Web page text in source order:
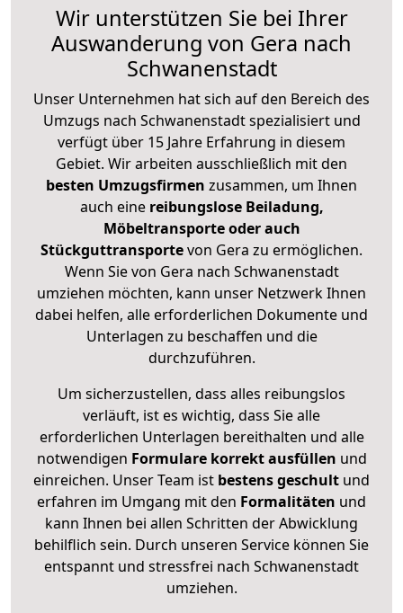
Wir unterstützen Sie bei Ihrer
Auswanderung von Gera nach
Schwanenstadt
Unser Unternehmen hat sich auf den Bereich des
Umzugs nach Schwanenstadt spezialisiert und
verfügt über 15 Jahre Erfahrung in diesem
Gebiet. Wir arbeiten ausschließlich mit den
besten Umzugsfirmen zusammen, um Ihnen
auch eine reibungslose Beiladung,
Möbeltransporte oder auch
Stückguttransportevon Gera zu ermöglichen.
Wenn Sie von Gera nach Schwanenstadt
umziehen möchten, kann unser Netzwerk Ihnen
dabei helfen, alle erforderlichen Dokumente und
Unterlagen zu beschaffen und die
durchzuführen.
Um sicherzustellen, dass alles reibungslos
verläuft, ist es wichtig, dass Sie alle
erforderlichen Unterlagen bereithalten und alle
notwendigen Formulare korrekt ausfüllen und
einreichen. Unser Team ist bestens geschult und
erfahren im Umgang mit den Formalitäten und
kann Ihnen bei allen Schritten der Abwicklung
behilflich sein. Durch unseren Service können Sie
entspannt und stressfrei nach Schwanenstadt
umziehen.